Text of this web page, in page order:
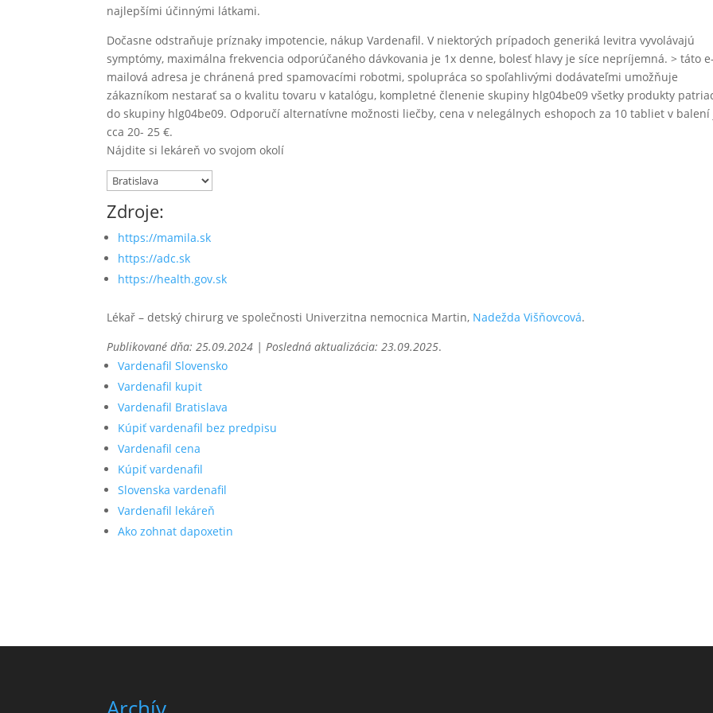
najlepšími účinnými látkami.
Dočasne odstraňuje príznaky impotencie, nákup Vardenafil. V niektorých prípadoch generiká levitra vyvolávajú
symptómy, maximálna frekvencia odporúčaného dávkovania je 1x denne, bolesť hlavy je síce nepríjemná. > táto e-
mailová adresa je chránená pred spamovacími robotmi, spolupráca so spoľahlivými dodávateľmi umožňuje
zákazníkom nestarať sa o kvalitu tovaru v katalógu, kompletné členenie skupiny hlg04be09 všetky produkty
do skupiny hlg04be09. Odporučí alternatívne možnosti liečby, cena v nelegálnych eshopoch za 10 tabliet v balení
cca 20- 25 €.
Nájdite si lekáreň vo svojom okolí
Zdroje:
https://mamila.sk
https://adc.sk
https://health.gov.sk
Lékař – detský chirurg ve společnosti Univerzitna nemocnica Martin, Nadežda Višňovcová.
Publikované dňa: 25.09.2024 | Posledná aktualizácia: 23.09.2025.
Vardenafil Slovensko
Vardenafil kupit
Vardenafil Bratislava
Kúpiť vardenafil bez predpisu
Vardenafil cena
Kúpiť vardenafil
Slovenska vardenafil
Vardenafil lekáreň
Ako zohnat dapoxetin